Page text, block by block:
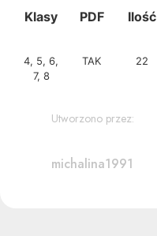
Klasy PDF Ilość
4, 5, 6,
7, 8
TAK 22
Utworzono przez:
michalina1991